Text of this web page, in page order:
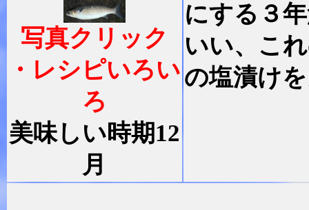
写真クリック
・レシピいろい
ろ
美味しい時期12
月
にする３
いい、こ
の塩漬け